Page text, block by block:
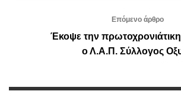
Επόμενο άρθρο
Έκοψε την πρωτοχρονιάτικη
ο Λ.Α.Π. Σύλλογος